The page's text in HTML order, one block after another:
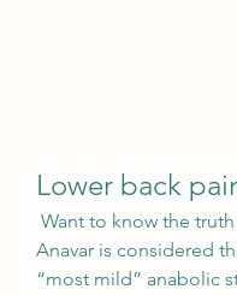
Lower back
Anavar is considered
“most mild” anabolic